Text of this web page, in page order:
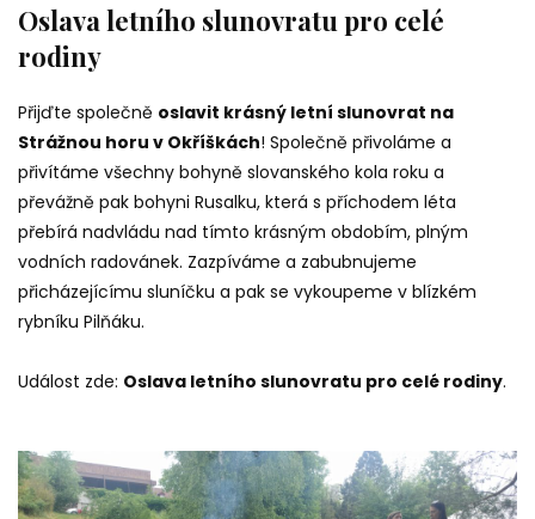
Oslava letního slunovratu pro celé
rodiny
Přijďte společně oslavit krásný letní slunovrat na
Strážnou horu v Okříškách! Společně přivoláme a
přivítáme všechny bohyně slovanského kola roku a
převážně pak bohyni Rusalku, která s příchodem léta
přebírá nadvládu nad tímto krásným obdobím, plným
vodních radovánek. Zazpíváme a zabubnujeme
přicházejícímu sluníčku a pak se vykoupeme v blízkém
rybníku Pilňáku.
Událost zde: Oslava letního slunovratu pro celé rodiny.